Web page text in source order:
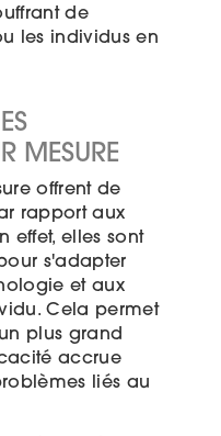
de
les individus en
MESURE
offrent de
rapport aux
effet, elles sont
s'adapter
et aux
Cela permet
plus grand
accrue
liés au